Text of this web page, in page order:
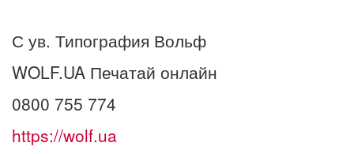
С ув. Типография Вольф
WOLF.UA Печатай онлайн
0800 755 774
https://wolf.ua